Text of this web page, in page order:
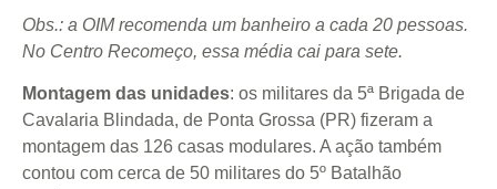
Obs.: a OIM recomenda um banheiro a cada 20 pessoas.
No Centro Recomeço, essa média cai para sete.
Montagem das unidades: os militares da 5ª Brigada de
Cavalaria Blindada, de Ponta Grossa (PR) fizeram a
montagem das 126 casas modulares. A ação também
contou com cerca de 50 militares do 5º Batalhão